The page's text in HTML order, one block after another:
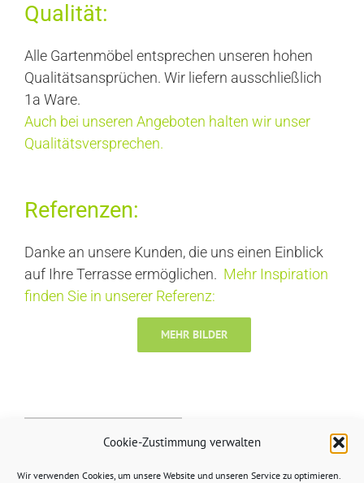
Cookie-Zustimmung verwalten
Wir verwenden Cookies, um unsere Website und unseren Service zu optimieren.
Qualität:
Alle Gartenmöbel entsprechen unseren hohen
Qualitätsansprüchen. Wir liefern ausschließlich
1a Ware.
Auch bei unseren Angeboten halten wir unser
Qualitätsversprechen.
Referenzen:
Danke an unsere Kunden, die uns einen Einblick
auf Ihre Terrasse ermöglichen. Mehr Inspiration
finden Sie in unserer Referenz:
MEHR BILDER